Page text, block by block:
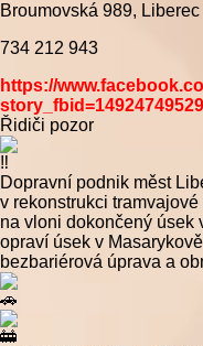
Broumovská 989, Liberec
734 212 943
https://
Řidiči pozor
Dopravní podnik měst
v rekonstrukci
na vloni dokončený úsek
opraví úsek v
bezbariérová úprava a